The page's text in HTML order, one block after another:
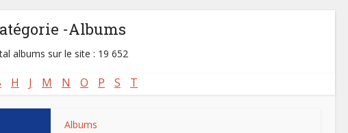
-Albums
albums sur le site : 19 652
H J M N O P S T
Albums